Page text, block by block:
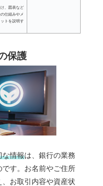
け、図表など
仕組みやメ
トを説明す
保護
な情報は、銀行の業務
す。お名前やご住所
お取引内容や資産状